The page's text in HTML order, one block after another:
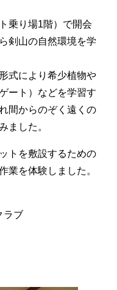
乗り場1階）で開会
剣山の自然環境を学
式により希少植物や
ート）などを学習す
間からのぞく遠くの
ました。
トを敷設するための
業を体験しました。
ラブ